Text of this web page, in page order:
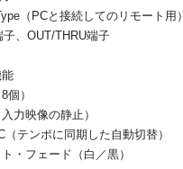
（PCと接続してのリモート用）
子、OUT/THRU端子
個）
力映像の静止）
（テンポに同期した自動切替）
・フェード（白／黒）